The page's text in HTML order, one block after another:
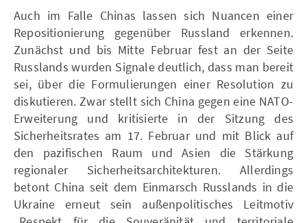
Auch im Falle Chinas lassen sich Nuancen einer
Repositionierung gegenüber Russland erkennen.
Zunächst und bis Mitte Februar fest an der Seite
Russlands wurden Signale deutlich, dass man bereit
sei, über die Formulierungen einer Resolution zu
diskutieren. Zwar stellt sich China gegen eine NATO-
Erweiterung und kritisierte in der Sitzung des
Sicherheitsrates am 17. Februar und mit Blick auf
den pazifischen Raum und Asien die Stärkung
regionaler Sicherheitsarchitekturen. Allerdings
betont China seit dem Einmarsch Russlands in die
Ukraine erneut sein außenpolitisches Leitmotiv